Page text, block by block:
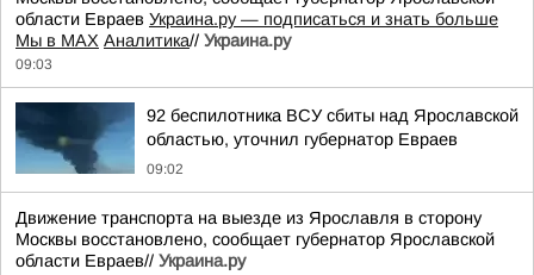
области Евраев Украина.ру — подписаться и знать больше
Мы в MAX Аналитика// Украина.ру
09:03
92 беспилотника ВСУ сбиты над Ярославской
областью, уточнил губернатор Евраев
09:02
Движение транспорта на выезде из Ярославля в сторону
Москвы восстановлено, сообщает губернатор Ярославской
области Евраев// Украина.ру